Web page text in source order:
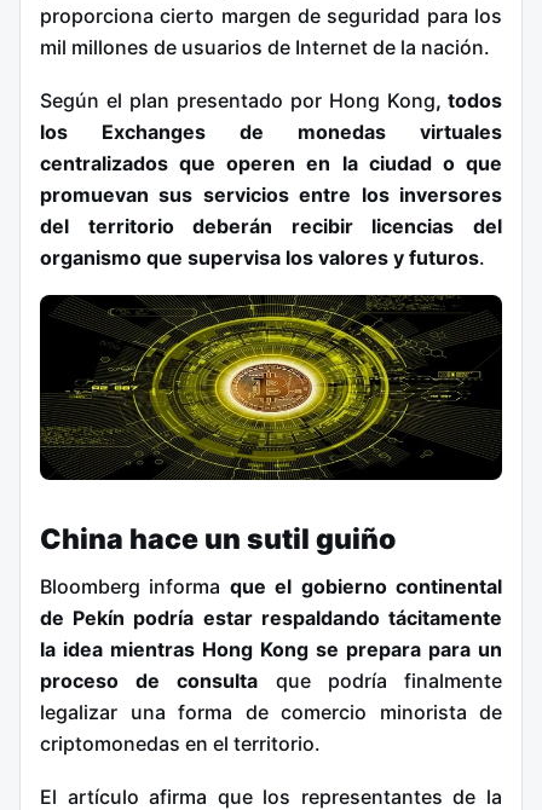
proporciona cierto margen de seguridad para los
mil millones de usuarios de Internet de la nación.
Según el plan presentado por Hong Kong, todos
los Exchanges de monedas virtuales
centralizados que operen en la ciudad o que
promuevan sus servicios entre los inversores
del territorio deberán recibir licencias del
organismo que supervisa los valores y futuros.
China hace un sutil guiño
Bloomberg informa que el gobierno continental
de Pekín podría estar respaldando tácitamente
la idea mientras Hong Kong se prepara para un
proceso de consulta que podría finalmente
legalizar una forma de comercio minorista de
criptomonedas en el territorio.
El artículo afirma que los representantes de la